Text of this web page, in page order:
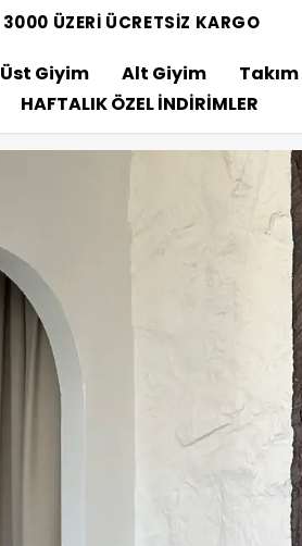
3000 ÜZERİ ÜCRETSİZ KARGO
Üst Giyim Alt Giyim Takım
HAFTALIK ÖZEL İNDİRİMLER